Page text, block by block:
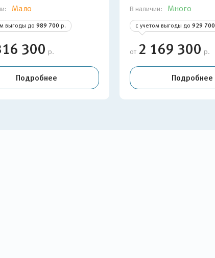
Мало
выгоды до 989 700 р.
300 р.
Подробнее
В наличии: Много
с учетом выгоды до 929 700
от 2 169 300 р.
Подробнее